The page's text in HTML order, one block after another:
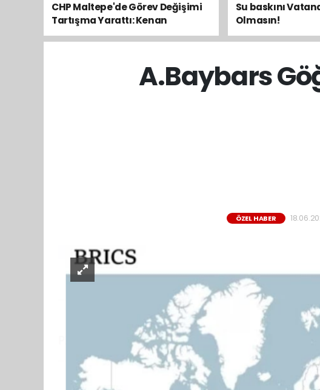
CHP Maltepe'de Görev Değişimi
Tartışma Yarattı: Kenan
Otlu’nun Ardından Olcay Yılmaz
Su baskını
Olmasın!
A.Baybars
ÖZEL HABER